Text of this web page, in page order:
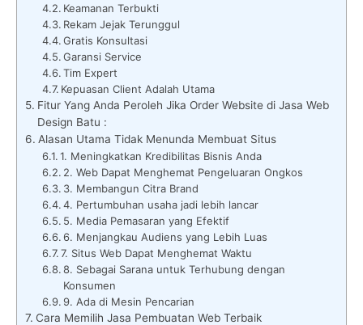
Keamanan Terbukti
Rekam Jejak Terunggul
Gratis Konsultasi
Garansi Service
Tim Expert
Kepuasan Client Adalah Utama
Fitur Yang Anda Peroleh Jika Order Website di Jasa Web
Design Batu :
Alasan Utama Tidak Menunda Membuat Situs
1. Meningkatkan Kredibilitas Bisnis Anda
2. Web Dapat Menghemat Pengeluaran Ongkos
3. Membangun Citra Brand
4. Pertumbuhan usaha jadi lebih lancar
5. Media Pemasaran yang Efektif
6. Menjangkau Audiens yang Lebih Luas
7. Situs Web Dapat Menghemat Waktu
8. Sebagai Sarana untuk Terhubung dengan
Konsumen
9. Ada di Mesin Pencarian
Cara Memilih Jasa Pembuatan Web Terbaik